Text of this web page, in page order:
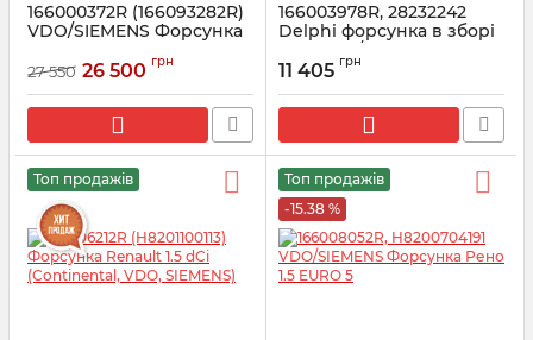
166000372R (166093282R)
VDO/SIEMENS Форсунка
Movano 2.3
Артикул: 166093282R
27 550 26 500 грн
166003978R, 28232242
Delphi форсунка в зборі
RENAULT/NISSAN 1.5dCI
Euro III
Артикул: 166003978R
11 405 грн
Топ продажів
Топ продажів
-15.38 %